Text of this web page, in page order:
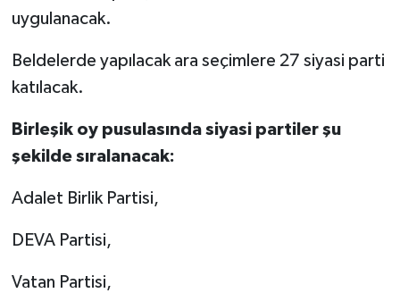
uygulanacak.
Beldelerde yapılacak ara seçimlere 27 siyasi parti
katılacak.
Birleşik oy pusulasında siyasi partiler şu
şekilde sıralanacak:
Adalet Birlik Partisi,
DEVA Partisi,
Vatan Partisi,